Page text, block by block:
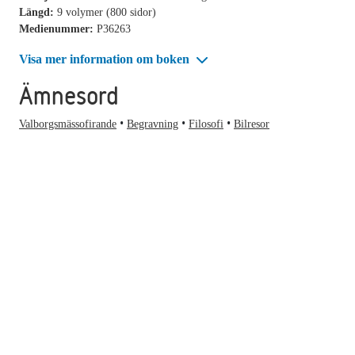
Längd: 9 volymer (800 sidor)
Medienummer: P36263
Visa mer information om boken
Ämnesord
Valborgsmässofirande Begravning Filosofi Bilresor